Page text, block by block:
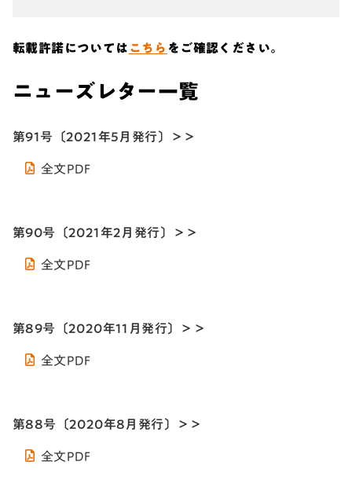
転載許諾については こちら をご確認ください。
ニューズレター一覧
第91号〔2021年5月発行〕＞＞
全文PDF
第90号〔2021年2月発行〕＞＞
全文PDF
第89号〔2020年11月発行〕＞＞
全文PDF
第88号〔2020年8月発行〕＞＞
全文PDF